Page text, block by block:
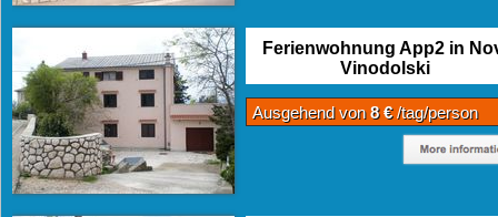
Ferienwohnung App2 in
Vinodolski
Ausgehend von8 €/tag/person